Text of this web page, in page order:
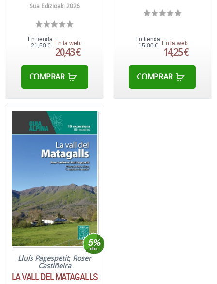
Sua Edizioak. 2026
En tienda:
21,50 € En la web:
20,43 €
COMPRAR
En tienda:
15,00 €
En la web:
14,25 €
COMPRAR
Lluís Pagespetit; Roser
Castiñeira
LA VALL DEL MATAGALLS